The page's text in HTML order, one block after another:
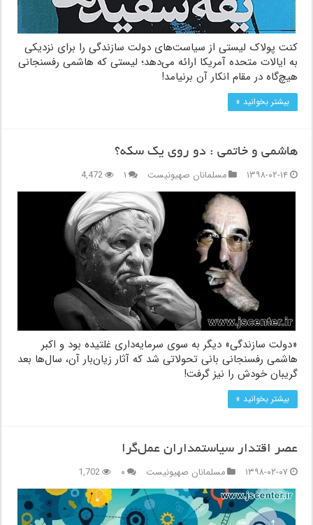
کنت پولاک لیستی از سیاست‌های دولت سازندگی را برای نزدیکی
به ایالات متحده آمریکا ارائه می‌دهد؛ لیستی که هاشمی رفسنجانی
هیچ‌گاه در مقام انکار آن برنیامد!
بیشتر بخوانید »
هاشمی و خاتمی : دو روی یک سکه؟
۱۳۹۸-۰۲-۱۴
مسلمانان صهیونیست ۱ 4,472
«دولت سازندگی» دیگر به سوی سرمایه‌داری غلتیده بود و اکبر
هاشمی رفسنجانی بانی تحولاتی شد که آثار زیان‌بار آن، سال‌ها بعد
گریبان خودش را نیز گرفت!
بیشتر بخوانید »
عصر اقتدار سیاستمداران عمل‌گرا
۱۳۹۸-۰۲-۰۷
مسلمانان صهیونیست ۰ 1,702